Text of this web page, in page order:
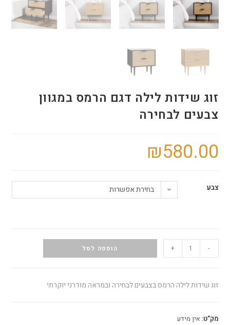
זוג שידות לילה דגם הרמס במגוון
צבעים לבחירה
₪580.00
צבע בחירת אפשרות
-
+ הוספה לסל
זוג שידות לילה הרמס בצבעים לבחירה ובמראה מודרני יוקרתי
מק"ט: אין מידע